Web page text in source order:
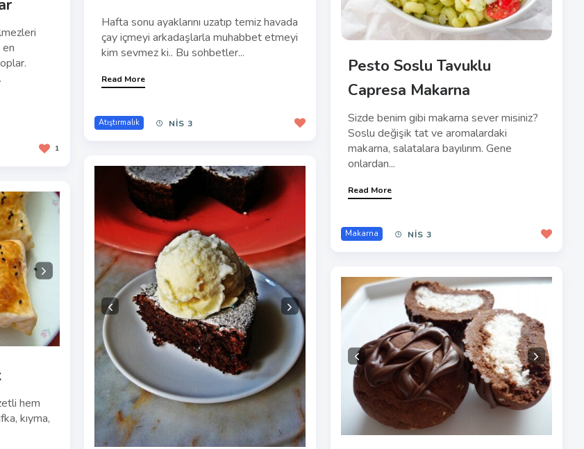
en
1
Hafta sonu ayaklarını uzatıp temiz havada
çay içmeyi arkadaşlarla muhabbet etmeyi
kim sevmez ki.. Bu sohbetler...
Read More
Atıştırmalık NIS 3
Pesto Soslu Tavuklu
Capresa Makarna
Sizde benim gibi makarna sever misiniz?
Soslu değişik tat ve aromalardaki
makarna, salatalara bayılırım. Gene
onlardan...
Read More
Makarna NIS 3
hem
kıyma,